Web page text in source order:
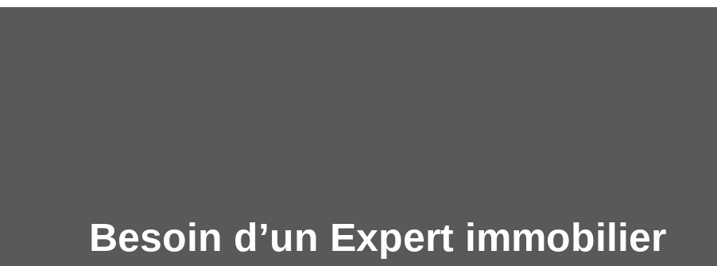
Besoin d’un Expert immobilier